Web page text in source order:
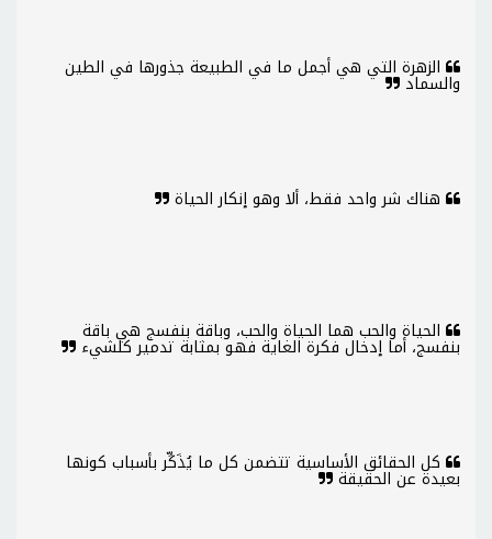
الزهرة التي هي أجمل ما في الطبيعة جذورها في الطين
والسماد
هناك شر واحد فقط، ألا وهو إنكار الحياة
الحياة والحب هما الحياة والحب، وباقة بنفسج هي باقة
بنفسج، أما إدخال فكرة الغاية فهو بمثابة تدمير كلشيء
كل الحقائق الأساسية تتضمن كل ما يُذَكِّر بأسباب كونها
بعيدة عن الحقيقة